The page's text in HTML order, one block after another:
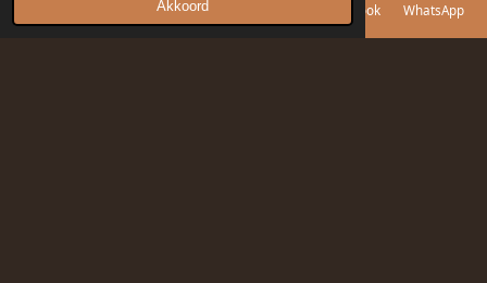
Akkoord
Telefoonnummer Facebook WhatsApp